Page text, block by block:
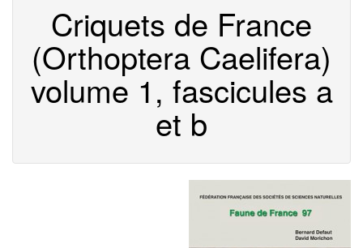
Criquets de France
(Orthoptera Caelifera)
volume 1, fascicules a
et b